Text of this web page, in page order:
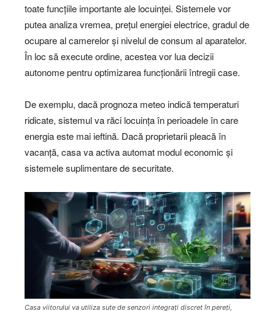
toate funcțiile importante ale locuinței. Sistemele vor
putea analiza vremea, prețul energiei electrice, gradul de
ocupare al camerelor și nivelul de consum al aparatelor.
În loc să execute ordine, acestea vor lua decizii
autonome pentru optimizarea funcționării întregii case.
De exemplu, dacă prognoza meteo indică temperaturi
ridicate, sistemul va răci locuința în perioadele în care
energia este mai ieftină. Dacă proprietarii pleacă în
vacanță, casa va activa automat modul economic și
sistemele suplimentare de securitate.
Casa viitorului va utiliza sute de senzori integrați discret în pereți,